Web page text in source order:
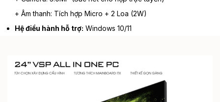
+ Âm thanh: Tích hợp Micro + 2 Loa (2W)
Hệ điều hành hỗ trợ: Windows 10/11